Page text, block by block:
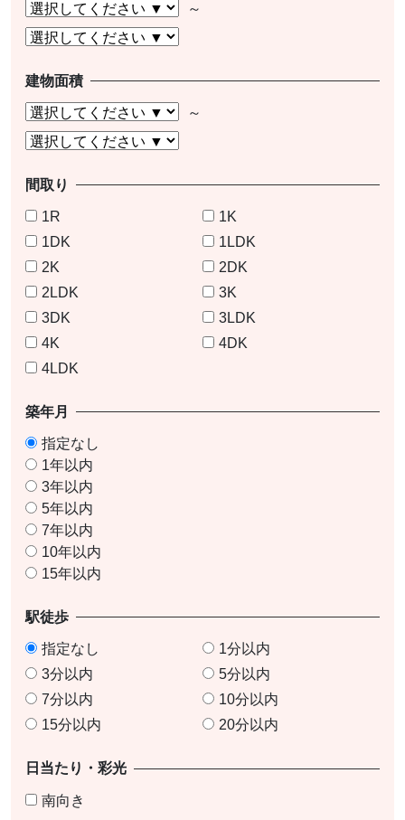
建物面積
間取り
1R
1K
1DK
1LDK
2K
2DK
2LDK
3K
3DK
3LDK
4K
4DK
4LDK
築年月
指定なし
1年以内
3年以内
5年以内
7年以内
10年以内
15年以内
駅徒歩
指定なし
1分以内
3分以内
5分以内
7分以内
10分以内
15分以内
20分以内
日当たり・彩光
南向き